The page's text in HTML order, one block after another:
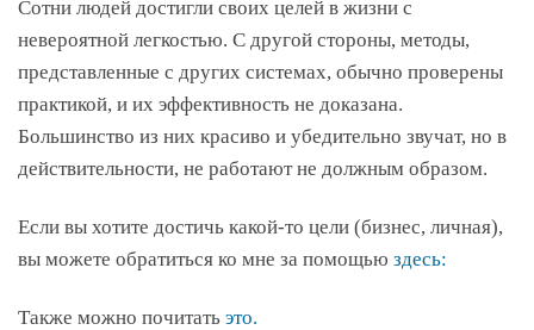
Сотни людей достигли своих целей в жизни с
невероятной легкостью. С другой стороны, методы,
представленные с других системах, обычно проверены
практикой, и их эффективность не доказана.
Большинство из них красиво и убедительно звучат, но в
действительности, не работают не должным образом.
Если вы хотите достичь какой-то цели (бизнес, личная),
вы можете обратиться ко мне за помощью здесь:
Также можно почитать это.